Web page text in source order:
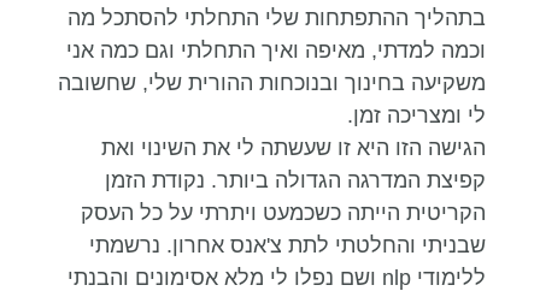
בתהליך ההתפתחות שלי התחלתי להסתכל מה
וכמה למדתי, מאיפה ואיך התחלתי וגם כמה אני
משקיעה בחינוך ובנוכחות ההורית שלי, שחשובה
לי ומצריכה זמן.
הגישה הזו היא זו שעשתה לי את השינוי ואת
קפיצת המדרגה הגדולה ביותר. נקודת הזמן
הקריטית הייתה כשכמעט ויתרתי על כל העסק
שבניתי והחלטתי לתת צ'אנס אחרון. נרשמתי
ללימודי nlp ושם נפלו לי מלא אסימונים והבנתי